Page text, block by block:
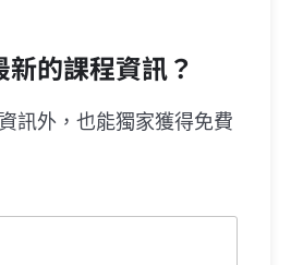
的課程資訊？
訊外，也能獨家獲得免費